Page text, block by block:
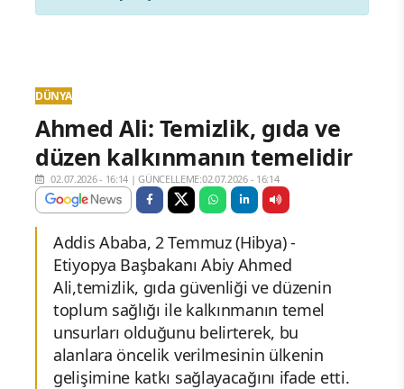
DÜNYA
Ahmed Ali: Temizlik, gıda ve
düzen kalkınmanın temelidir
02.07.2026 - 16:14 |GÜNCELLEME:02.07.2026 - 16:14
Addis Ababa, 2 Temmuz (Hibya) -
Etiyopya Başbakanı Abiy Ahmed
Ali,temizlik, gıda güvenliği ve düzenin
toplum sağlığı ile kalkınmanın temel
unsurları olduğunu belirterek, bu
alanlara öncelik verilmesinin ülkenin
gelişimine katkı sağlayacağını ifade etti.